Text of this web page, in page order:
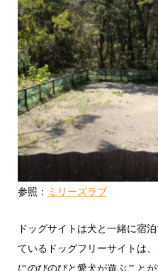
参照： ミリーズラブ
ドッグサイトは犬と一緒に宿
ているドッグフリーサイトは
にのびのびと愛犬が遊ぶこと